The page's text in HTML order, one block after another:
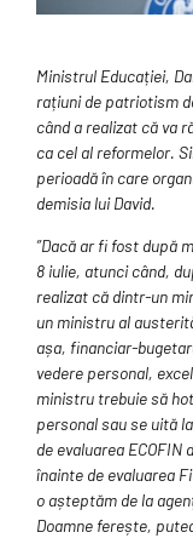
Ministrul Educației,
rațiuni de patriotism
când a realizat că va
ca cel al reformelor.
perioadă în care
demisia lui David.
”Dacă ar fi fost după
8 iulie, atunci când,
realizat că dintr-un
un ministru al
așa, financiar-
vedere personal,
ministru trebuie să
personal sau se uită
de evaluarea ECOFIN
înainte de evaluarea
o așteptăm de la
Doamne ferește,